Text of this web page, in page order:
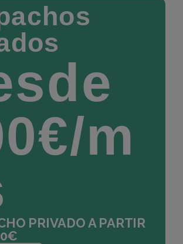
m
PRIVADO A PARTIR